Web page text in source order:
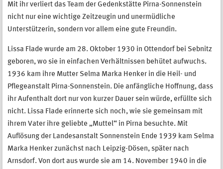
Mit ihr verliert das Team der Gedenkstätte Pirna-Sonnenstein
nicht nur eine wichtige Zeitzeugin und unermüdliche
Unterstützerin, sondern vor allem eine gute Freundin.
Lissa Flade wurde am 28. Oktober 1930 in Ottendorf bei Sebnitz
geboren, wo sie in einfachen Verhältnissen behütet aufwuchs.
1936 kam ihre Mutter Selma Marka Henker in die Heil- und
Pflegeanstalt Pirna-Sonnenstein. Die anfängliche Hoffnung, dass
ihr Aufenthalt dort nur von kurzer Dauer sein würde, erfüllte sich
nicht. Lissa Flade erinnerte sich noch, wie sie gemeinsam mit
ihrem Vater ihre geliebte „Muttel“ in Pirna besuchte. Mit
Auflösung der Landesanstalt Sonnenstein Ende 1939 kam Selma
Marka Henker zunächst nach Leipzig-Dösen, später nach
Arnsdorf. Von dort aus wurde sie am 14. November 1940 in die